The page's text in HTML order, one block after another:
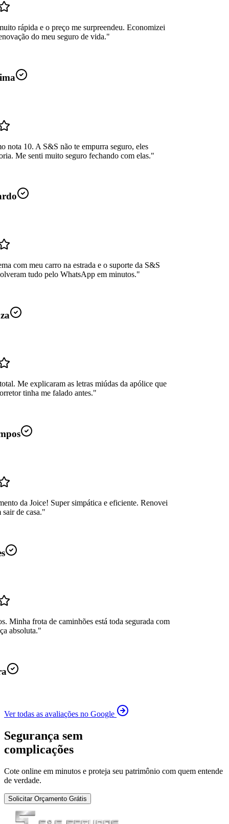
rápida e o preço me surpreendeu. Economizei
do meu seguro de vida."
nota 10. A S&S não te empurra seguro, eles
Me senti muito seguro fechando com elas."
com meu carro na estrada e o suporte da S&S
tudo pelo WhatsApp em minutos."
Me explicaram as letras miúdas da apólice que
tinha me falado antes."
da Joice! Super simpática e eficiente. Renovei
sair de casa."
Minha frota de caminhões está toda segurada com
absoluta."
Ver todas as avaliações no Google
Segurança sem
complicações
Cote online em minutos e proteja seu patrimônio com quem entende
de verdade.
Solicitar Orçamento Grátis